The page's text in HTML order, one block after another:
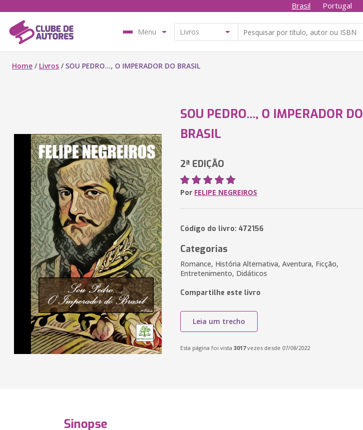
Brasil Portugal
Menu
Home / Livros / SOU PEDRO..., O IMPERADOR DO BRASIL
SOU PEDRO..., O IMPERADOR DO
BRASIL
2ª EDIÇÃO
Por FELIPE NEGREIROS
Código do livro: 472156
Categorias
Romance, História Alternativa, Aventura, Ficção,
Entretenimento, Didáticos
Compartilhe este livro
Leia um trecho
Esta página foi vista 3017vezes desde 07/08/2022
Sinopse